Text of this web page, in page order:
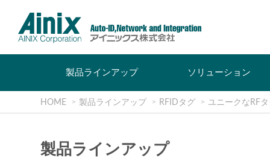
製品ラインアップ ソリューション
HOME 製品ラインアップ RFIDタグ ユニークなRF
製品ラインアップ